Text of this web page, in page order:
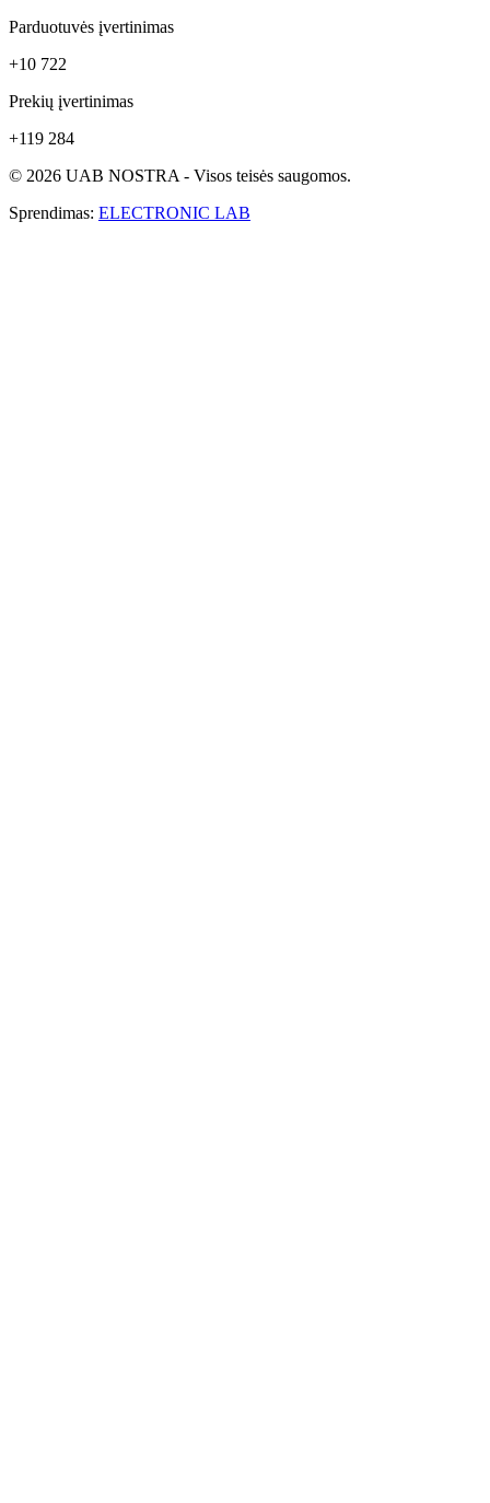
Parduotuvės įvertinimas
+10 722
Prekių įvertinimas
+119 284
© 2026 UAB NOSTRA - Visos teisės saugomos.
Sprendimas: ELECTRONIC LAB